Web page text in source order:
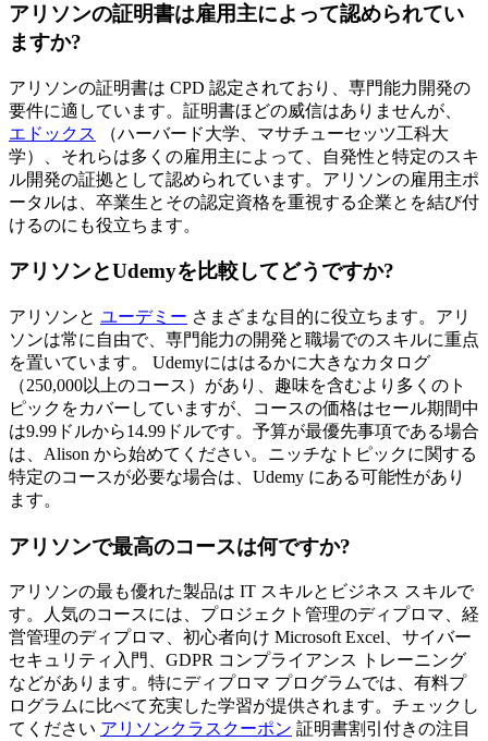
アリソンの証明書は雇用主によって認められてい
ますか?
アリソンの証明書は CPD 認定されており、専門能力開発の
要件に適しています。証明書ほどの威信はありませんが、
エドックス
（ハーバード大学、マサチューセッツ工科大
学）、それらは多くの雇用主によって、自発性と特定のスキ
ル開発の証拠として認められています。アリソンの雇用主ポ
ータルは、卒業生とその認定資格を重視する企業とを結び付
けるのにも役立ちます。
アリソンとUdemyを比較してどうですか?
アリソンと ユーデミー さまざまな目的に役立ちます。アリ
ソンは常に自由で、専門能力の開発と職場でのスキルに重点
を置いています。 Udemyにははるかに大きなカタログ
（250,000以上のコース）があり、趣味を含むより多くのト
ピックをカバーしていますが、コースの価格はセール期間中
は9.99ドルから14.99ドルです。予算が最優先事項である場合
は、Alison から始めてください。ニッチなトピックに関する
特定のコースが必要な場合は、Udemy にある可能性があり
ます。
アリソンで最高のコースは何ですか?
アリソンの最も優れた製品は IT スキルとビジネス スキルで
す。人気のコースには、プロジェクト管理のディプロマ、経
営管理のディプロマ、初心者向け Microsoft Excel、サイバー
セキュリティ入門、GDPR コンプライアンス トレーニング
などがあります。特にディプロマ プログラムでは、有料プ
ログラムに比べて充実した学習が提供されます。チェックし
てください アリソンクラスクーポン 証明書割引付きの注目